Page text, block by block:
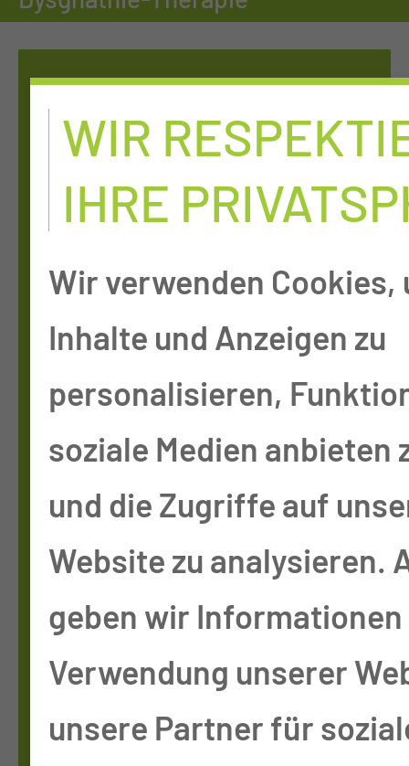
MUND-, KIE­FER-,
GE­SICHTS-, RE­
KON­STRUK­TI­VE &
PLAS­TI­SCHE CHIR­
UR­GIE
Tel.: +49 355 46 1665
Anmeldung
Sprechstunde
WIR
IHRE
Wir verwenden Cookies,
Inhalte und Anzeigen zu
personalisieren,
soziale Medien anbieten
und die Zugriffe auf
Website zu analysieren.
geben wir Informationen
Verwendung unserer
unsere Partner für